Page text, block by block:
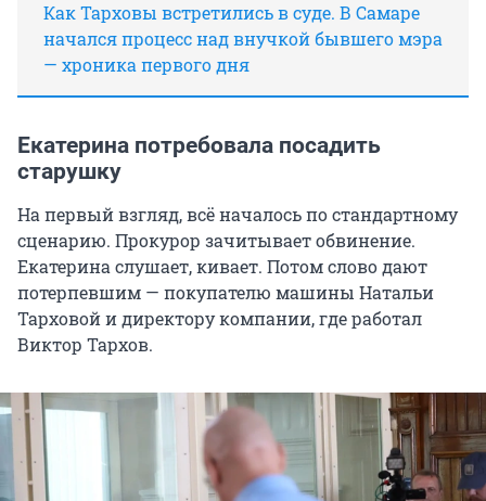
Как Тарховы встретились в суде. В Самаре
начался процесс над внучкой бывшего мэра
— хроника первого дня
Екатерина потребовала посадить
старушку
На первый взгляд, всё началось по стандартному
сценарию. Прокурор зачитывает обвинение.
Екатерина слушает, кивает. Потом слово дают
потерпевшим — покупателю машины Натальи
Тарховой и директору компании, где работал
Виктор Тархов.